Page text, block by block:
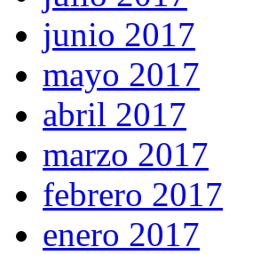
junio 2017
mayo 2017
abril 2017
marzo 2017
febrero 2017
enero 2017